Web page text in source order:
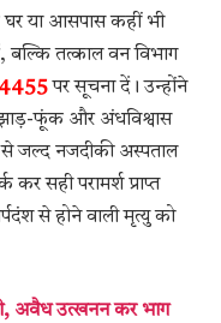
या आसपास कहीं भी
बल्कि तत्काल वन विभाग
पर सूचना दें। उन्होंने
फूंक और अंधविश्वास
जल्द नजदीकी अस्पताल
सही परामर्श प्राप्त
से होने वाली मृत्यु को
अवैध उत्खनन कर भाग